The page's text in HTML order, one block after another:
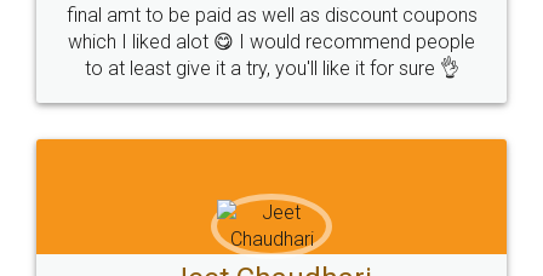
+91 9022-1199-22
© 2022 - All Rights with legaldocs
Privacy Policy Blog Contact Us Careers About Us